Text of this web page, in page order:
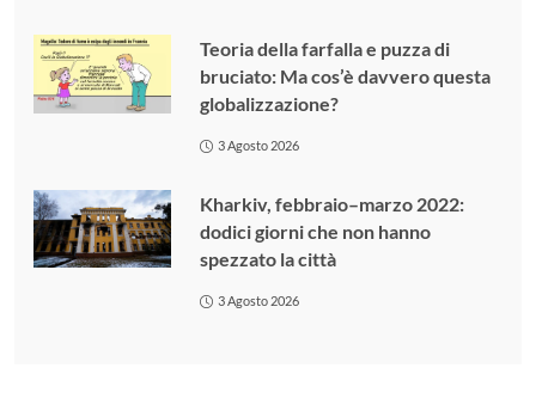
Teoria della farfalla e puzza di
bruciato: Ma cos’è davvero questa
globalizzazione?
3 Agosto 2026
Kharkiv, febbraio–marzo 2022:
dodici giorni che non hanno
spezzato la città
3 Agosto 2026